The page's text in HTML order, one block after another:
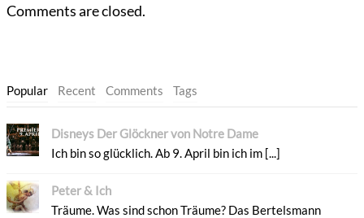
Comments are closed.
Popular Recent Comments Tags
Disneys Der Glöckner von Notre Dame
Ich bin so glücklich. Ab 9. April bin ich im [...]
Peter & Ich
Träume. Was sind schon Träume? Das Bertelsmann